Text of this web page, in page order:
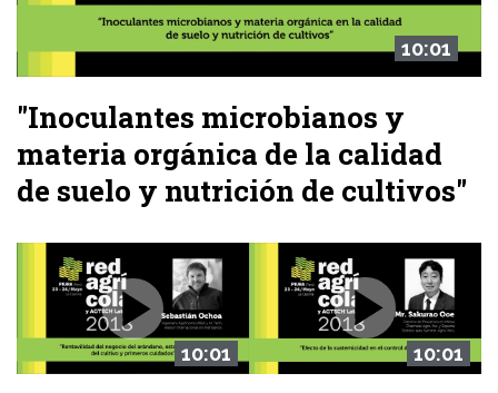
10:01
"Inoculantes microbianos y
materia orgánica de la calidad
de suelo y nutrición de cultivos"
10:01 10:01